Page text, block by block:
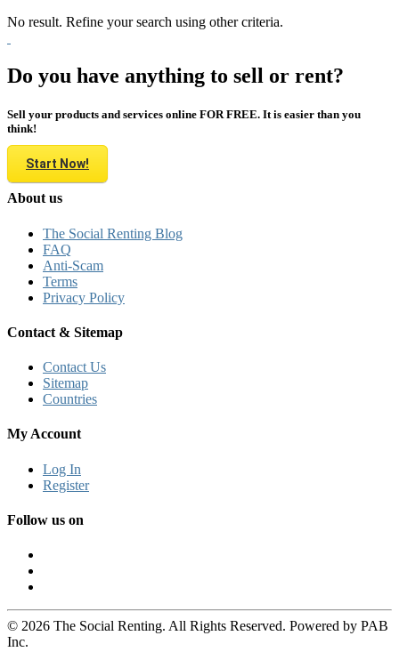
No result. Refine your search using other criteria.
Do you have anything to sell or rent?
Sell your products and services online FOR FREE. It is easier than you
think!
Start Now!
About us
The Social Renting Blog
FAQ
Anti-Scam
Terms
Privacy Policy
Contact & Sitemap
Contact Us
Sitemap
Countries
My Account
Log In
Register
Follow us on
© 2026 The Social Renting. All Rights Reserved. Powered by PAB
Inc.